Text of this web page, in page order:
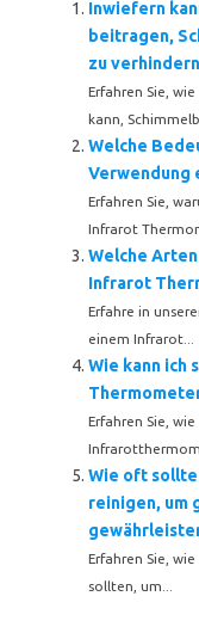
Inwiefern
beitragen,
zu
Erfahren Sie,
kann,
Welche
Verwendung
Erfahren Sie,
Infrarot
Welche
Infrarot
Erfahre in
einem Infrarot...
Wie kann ich
Erfahren Sie,
Wie oft
reinigen, um
Erfahren Sie,
sollten, um...